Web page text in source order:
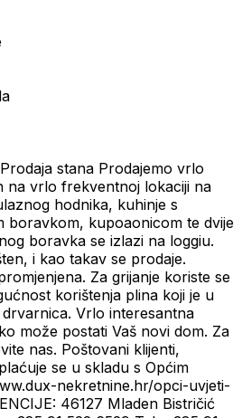
stana Prodajemo vrlo
na vrlo frekventnoj lokaciji na
hodnika, kuhinje s
boravkom, kupoaonicom te dvije
boravka se izlazi na loggiu.
i kao takav se prodaje.
Za grijanje koriste se
korištenja plina koji je u
Vrlo interesantna
može postati Vaš novi dom. Za
nas. Poštovani klijenti,
se u skladu s Općim
nekretnine.hr/opci-uvjeti-
46127 Mladen Bistričić